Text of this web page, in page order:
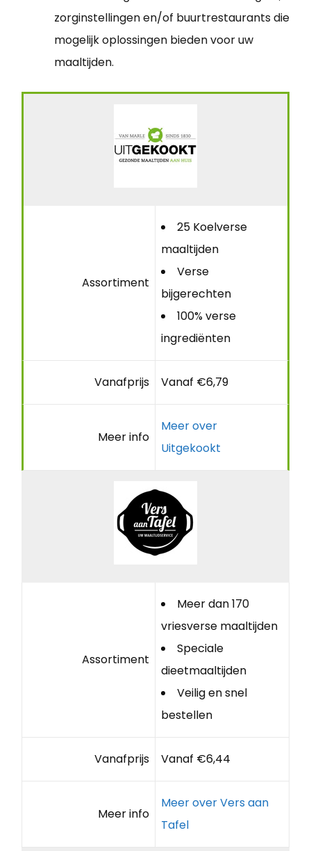
zorginstellingen en/of buurtrestaurants die
mogelijk oplossingen bieden voor uw
maaltijden.
Assortiment
25 Koelverse
maaltijden
Verse
bijgerechten
100% verse
ingrediënten
Vanafprijs Vanaf €6,79
Meer info
Meer over
Uitgekookt
Assortiment
Meer dan 170
vriesverse maaltijden
Speciale
dieetmaaltijden
Veilig en snel
bestellen
Vanafprijs Vanaf €6,44
Meer info
Meer over Vers aan
Tafel